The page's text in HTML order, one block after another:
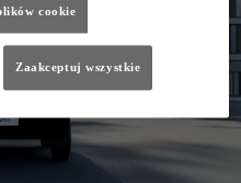
cookie
Zaakceptuj wszystkie